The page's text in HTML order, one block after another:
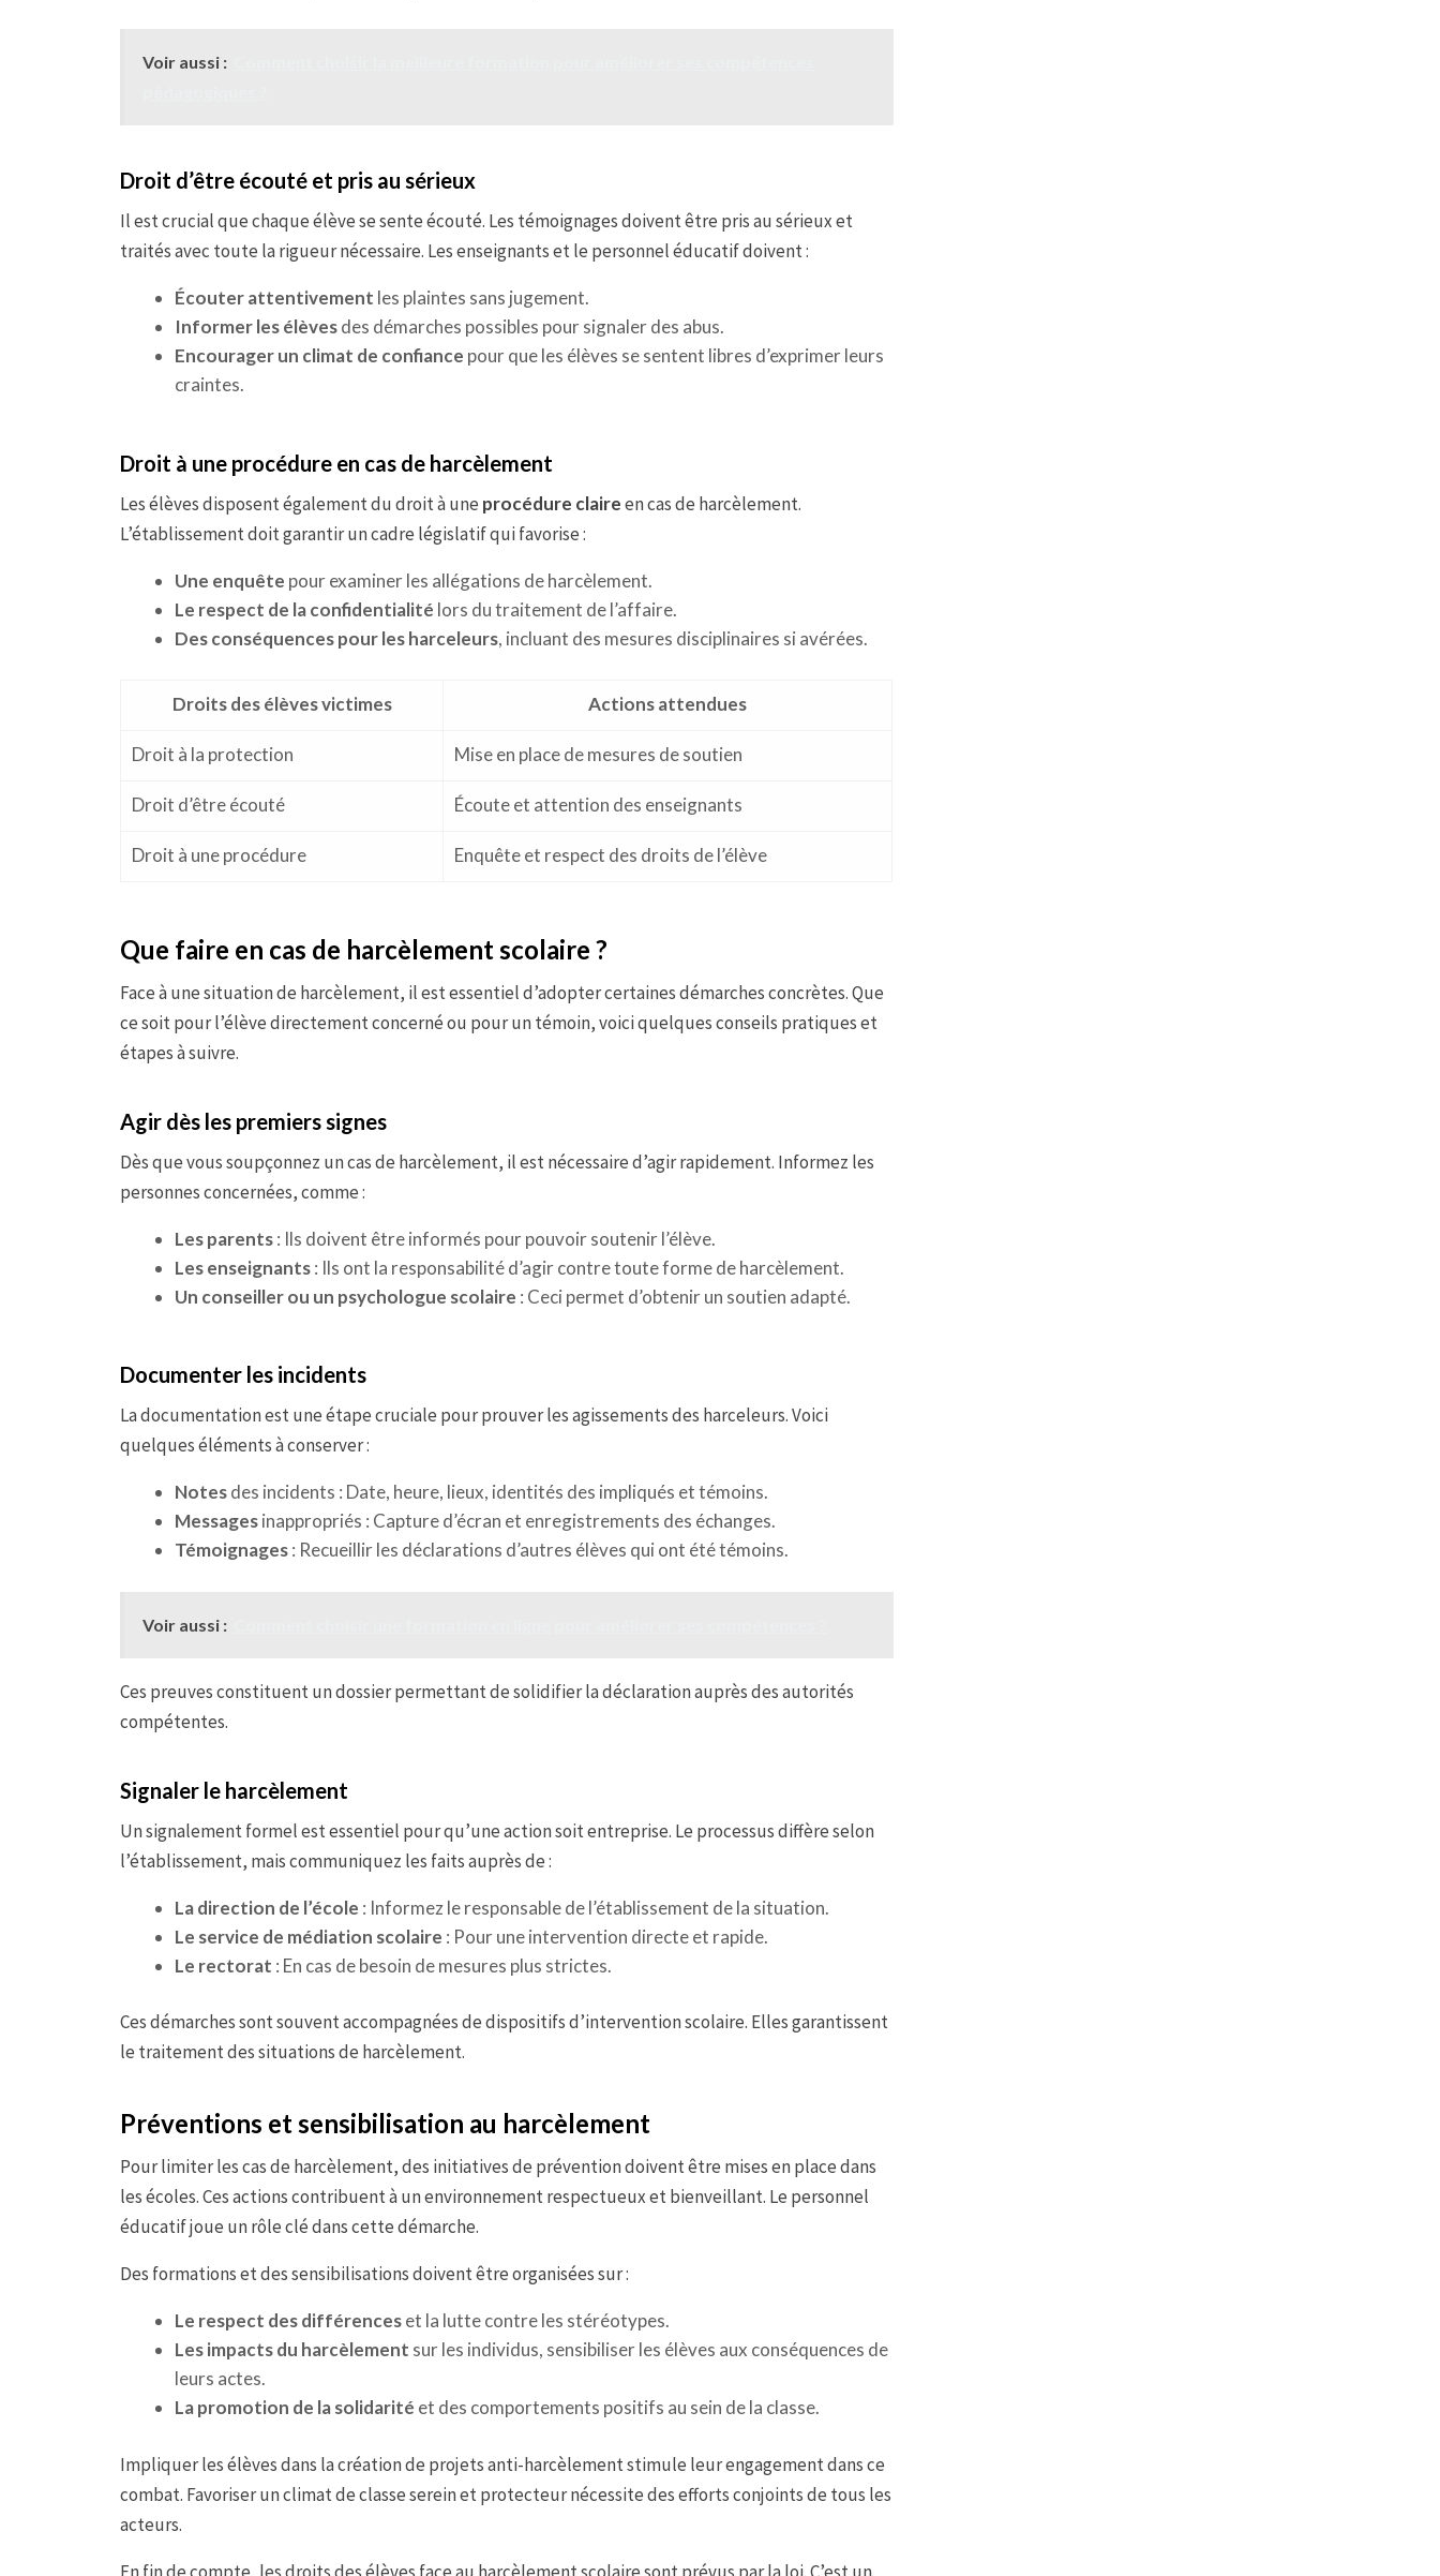
Voir aussi :
Droit d’être écouté et pris au sérieux
Il est crucial que chaque élève se sente écouté. Les témoignages doivent être pris au sérieux et
traités avec toute la rigueur nécessaire. Les enseignants et le personnel éducatif doivent :
Écouter attentivement les plaintes sans jugement.
Informer les élèvesdes démarches possibles pour signaler des abus.
Encourager un climat de confiance pour que les élèves se sentent libres d’exprimer leurs
craintes.
Droit à une procédure en cas de harcèlement
Les élèves disposent également du droit à une procédure claireen cas de harcèlement.
L’établissement doit garantir un cadre législatif qui favorise :
Une enquête pour examiner les allégations de harcèlement.
Le respect de la confidentialité lors du traitement de l’affaire.
Des conséquences pour les harceleurs, incluant des mesures disciplinaires si avérées.
Droits des élèves victimes Actions attendues
Droit à la protection Mise en place de mesures de soutien
Droit d’être écouté Écoute et attention des enseignants
Droit à une procédure Enquête et respect des droits de l’élève
Que faire en cas de harcèlement scolaire ?
Face à une situation de harcèlement, il est essentiel d’adopter certaines démarches concrètes. Que
ce soit pour l’élève directement concerné ou pour un témoin, voici quelques conseils pratiques et
étapes à suivre.
Agir dès les premiers signes
Dès que vous soupçonnez un cas de harcèlement, il est nécessaire d’agir rapidement. Informez les
personnes concernées, comme :
Les parents: Ils doivent être informés pour pouvoir soutenir l’élève.
Les enseignants: Ils ont la responsabilité d’agir contre toute forme de harcèlement.
Un conseiller ou un psychologue scolaire : Ceci permet d’obtenir un soutien adapté.
Documenter les incidents
La documentation est une étape cruciale pour prouver les agissements des harceleurs. Voici
quelques éléments à conserver :
Notesdes incidents : Date, heure, lieux, identités des impliqués et témoins.
Messagesinappropriés : Capture d’écran et enregistrements des échanges.
Témoignages: Recueillir les déclarations d’autres élèves qui ont été témoins.
Voir aussi :
Ces preuves constituent un dossier permettant de solidifier la déclaration auprès des autorités
compétentes.
Signaler le harcèlement
Un signalement formel est essentiel pour qu’une action soit entreprise. Le processus diffère selon
l’établissement, mais communiquez les faits auprès de :
La direction de l’école : Informez le responsable de l’établissement de la situation.
Le service de médiation scolaire : Pour une intervention directe et rapide.
Le rectorat : En cas de besoin de mesures plus strictes.
Ces démarches sont souvent accompagnées de dispositifs d’intervention scolaire. Elles garantissent
le traitement des situations de harcèlement.
Préventions et sensibilisation au harcèlement
Pour limiter les cas de harcèlement, des initiatives de prévention doivent être mises en place dans
les écoles. Ces actions contribuent à un environnement respectueux et bienveillant. Le personnel
éducatif joue un rôle clé dans cette démarche.
Des formations et des sensibilisations doivent être organisées sur :
Le respect des différenceset la lutte contre les stéréotypes.
Les impacts du harcèlement sur les individus, sensibiliser les élèves aux conséquences de
leurs actes.
La promotion de la solidarité et des comportements positifs au sein de la classe.
Impliquer les élèves dans la création de projets anti-harcèlement stimule leur engagement dans ce
combat. Favoriser un climat de classe serein et protecteur nécessite des efforts conjoints de tous les
acteurs.
En fin de compte, les droits des élèves face au harcèlement scolaire sont prévus par la loi. C’est un